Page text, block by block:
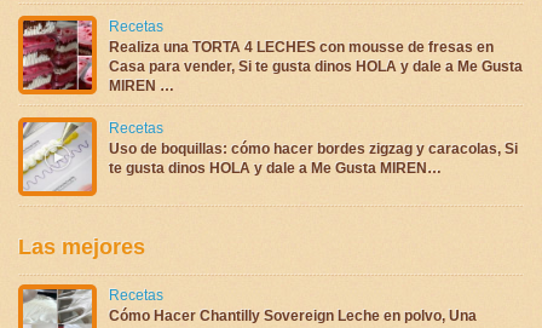
Recetas
Realiza una TORTA 4 LECHES con mousse de fresas en
Casa para vender, Si te gusta dinos HOLA y dale a Me Gusta
MIREN …
Recetas
Uso de boquillas: cómo hacer bordes zigzag y caracolas, Si
te gusta dinos HOLA y dale a Me Gusta MIREN…
Las mejores
Recetas
Cómo Hacer Chantilly Sovereign Leche en polvo, Una